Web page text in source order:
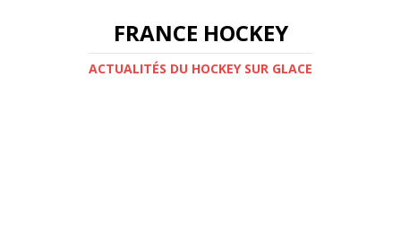
FRANCE HOCKEY
ACTUALITÉS DU HOCKEY SUR GLACE